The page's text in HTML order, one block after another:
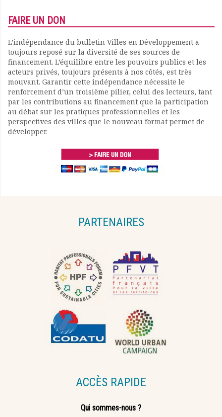
FAIRE UN DON
L’indépendance du bulletin Villes en Développement a
toujours reposé sur la diversité de ses sources de
financement. L’équilibre entre les pouvoirs publics et les
acteurs privés, toujours présents à nos côtés, est très
mouvant. Garantir cette indépendance nécessite le
renforcement d’un troisième pilier, celui des lecteurs, tant
par les contributions au financement que la participation
au débat sur les pratiques professionnelles et les
perspectives des villes que le nouveau format permet de
développer.
PARTENAIRES
ACCÈS RAPIDE
Qui sommes-nous ?